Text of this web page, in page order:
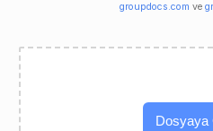
groupdocs.com ve
Dosyaya